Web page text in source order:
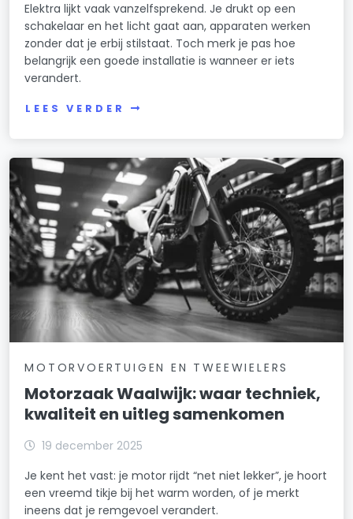
Elektra lijkt vaak vanzelfsprekend. Je drukt op een
schakelaar en het licht gaat aan, apparaten werken
zonder dat je erbij stilstaat. Toch merk je pas hoe
belangrijk een goede installatie is wanneer er iets
verandert.
LEES VERDER
MOTORVOERTUIGEN EN TWEEWIELERS
Motorzaak Waalwijk: waar techniek,
kwaliteit en uitleg samenkomen
19 december 2025
Je kent het vast: je motor rijdt “net niet lekker”, je hoort
een vreemd tikje bij het warm worden, of je merkt
ineens dat je remgevoel verandert.